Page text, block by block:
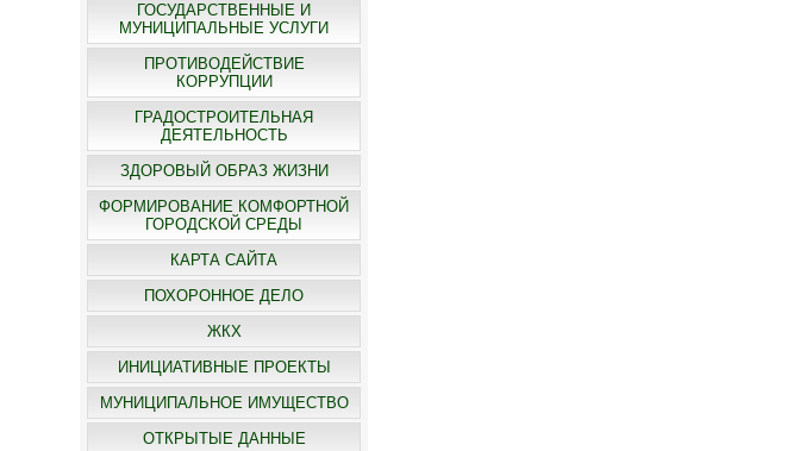
ГОСУДАРСТВЕННЫЕ И
МУНИЦИПАЛЬНЫЕ УСЛУГИ
ПРОТИВОДЕЙСТВИЕ
КОРРУПЦИИ
ГРАДОСТРОИТЕЛЬНАЯ
ДЕЯТЕЛЬНОСТЬ
ЗДОРОВЫЙ ОБРАЗ ЖИЗНИ
ФОРМИРОВАНИЕ КОМФОРТНОЙ
ГОРОДСКОЙ СРЕДЫ
КАРТА САЙТА
ПОХОРОННОЕ ДЕЛО
ЖКХ
ИНИЦИАТИВНЫЕ ПРОЕКТЫ
МУНИЦИПАЛЬНОЕ ИМУЩЕСТВО
ОТКРЫТЫЕ ДАННЫЕ